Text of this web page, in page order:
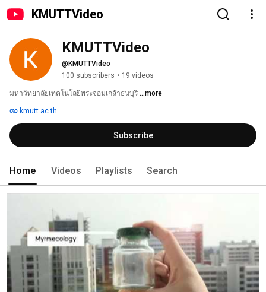
KMUTTVideo
KMUTTVideo
@KMUTTVideo
100 subscribers • 19 videos
มหาวิทยาลัยเทคโนโลยีพระจอมเกล้าธนบุรี ...more
kmutt.ac.th
Subscribe
Home Videos Playlists Search